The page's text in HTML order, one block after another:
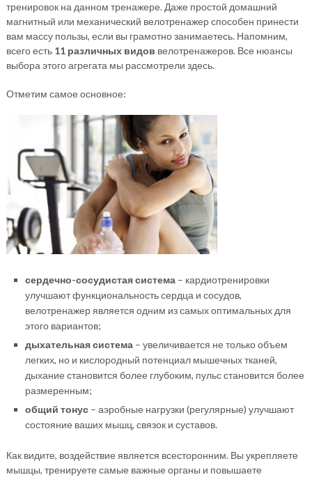
тренировок на данном тренажере. Даже простой домашний
магнитный или механический велотренажер способен принести
вам массу пользы, если вы грамотно занимаетесь. Напомним,
всего есть 11 различных видов велотренажеров. Все нюансы
выбора этого агрегата мы рассмотрели здесь.
Отметим самое основное:
сердечно-сосудистая система– кардиотренировки
улучшают функциональность сердца и сосудов,
велотренажер является одним из самых оптимальных для
этого вариантов;
дыхательная система– увеличивается не только объем
легких, но и кислородный потенциал мышечных тканей,
дыхание становится более глубоким, пульс становится более
размеренным;
общий тонус– аэробные нагрузки (регулярные) улучшают
состояние ваших мышц, связок и суставов.
Как видите, воздействие является всесторонним. Вы укрепляете
мышцы, тренируете самые важные органы и повышаете